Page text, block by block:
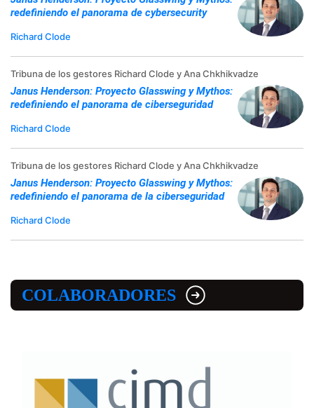
redefiniendo el panorama de cybersecurity
Richard Clode
Tribuna de los gestores Richard Clode y Ana Chkhikvadze
Janus Henderson: Proyecto Glasswing y Mythos:
redefiniendo el panorama de ciberseguridad
Richard Clode
Tribuna de los gestores Richard Clode y Ana Chkhikvadze
Janus Henderson: Proyecto Glasswing y Mythos:
redefiniendo el panorama de la ciberseguridad
Richard Clode
COLABORADORES